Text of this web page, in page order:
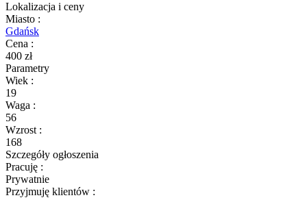
Lokalizacja i ceny
Miasto :
Gdańsk
Cena :
400 zł
Parametry
Wiek :
19
Waga :
56
Wzrost :
168
Szczegóły ogłoszenia
Pracuję :
Prywatnie
Przyjmuję klientów :